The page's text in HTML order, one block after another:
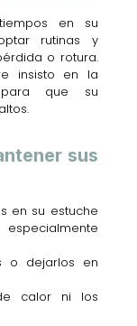
en su
rutinas y
o rotura.
insisto en la
que su
sus
en su estuche
o dejarlos en
calor ni los